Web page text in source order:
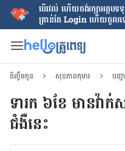
បើរវល់ ហើយចង់​រក្សាអត្ថប
គ្រាន់តែ​ Login ហើយចូលទ
ចិញ្ចឹមកូន សុខភាពកុមារ បញ្
ទារក ៦ខែ មានវ៉ាក់
ជំងឺនេះ